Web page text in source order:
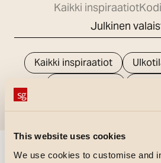
This website uses cookies
We use cookies to customise and
Kaikki inspiraatiot
Julkinen
Kaikki inspiraatiot